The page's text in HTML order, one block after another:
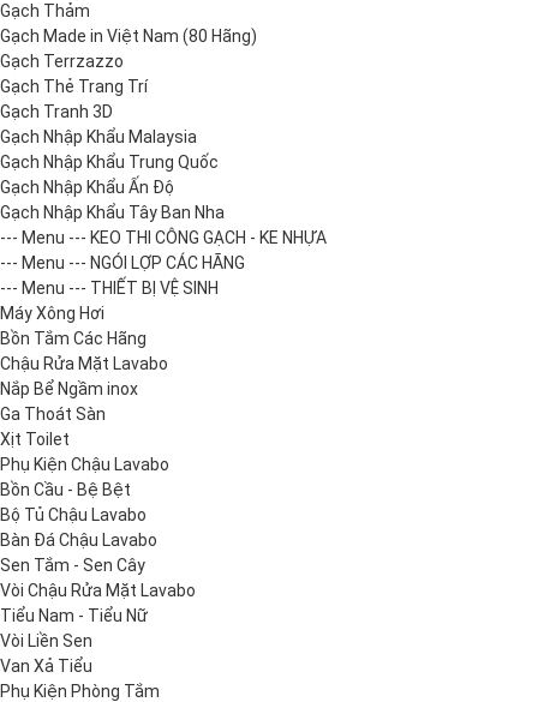
Gạch Thảm
Gạch Made in Việt Nam (80 Hãng)
Gạch Terrzazzo
Gạch Thẻ Trang Trí
Gạch Tranh 3D
Gạch Nhập Khẩu Malaysia
Gạch Nhập Khẩu Trung Quốc
Gạch Nhập Khẩu Ấn Độ
Gạch Nhập Khẩu Tây Ban Nha
--- Menu --- KEO THI CÔNG GẠCH - KE NHỰA
--- Menu --- NGÓI LỢP CÁC HÃNG
--- Menu --- THIẾT BỊ VỆ SINH
Máy Xông Hơi
Bồn Tắm Các Hãng
Chậu Rửa Mặt Lavabo
Nắp Bể Ngầm inox
Ga Thoát Sàn
Xịt Toilet
Phụ Kiện Chậu Lavabo
Bồn Cầu - Bệ Bệt
Bộ Tủ Chậu Lavabo
Bàn Đá Chậu Lavabo
Sen Tắm - Sen Cây
Vòi Chậu Rửa Mặt Lavabo
Tiểu Nam - Tiểu Nữ
Vòi Liền Sen
Van Xả Tiểu
Phụ Kiện Phòng Tắm